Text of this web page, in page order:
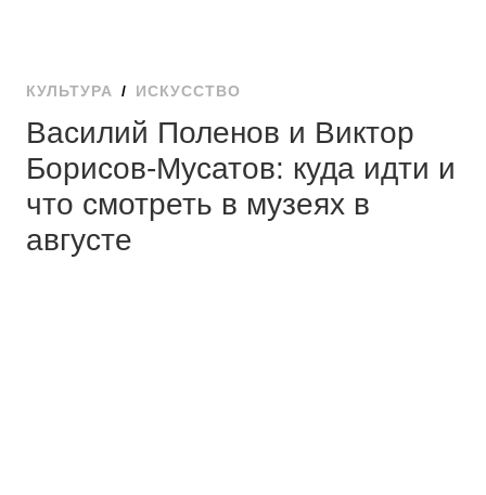
КУЛЬТУРА / ИСКУССТВО
Василий Поленов и Виктор
Борисов-Мусатов: куда идти и
что смотреть в музеях в
августе